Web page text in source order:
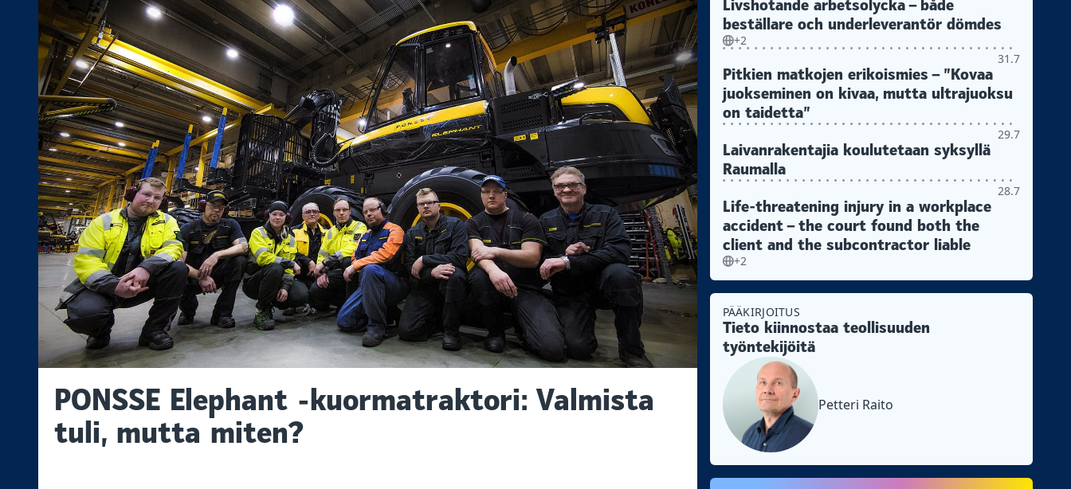
PONSSE Elephant -kuormatraktori: Valmista
tuli, mutta miten?
Livshotande arbetsolycka – både
beställare och underleverantör dömdes
+2
31.7
Pitkien matkojen erikoismies – ”Kovaa
juokseminen on kivaa, mutta ultrajuoksu
on taidetta”
29.7
Laivanrakentajia koulutetaan syksyllä
Raumalla
28.7
Life-threatening injury in a workplace
accident – the court found both the
client and the subcontractor liable
+2
PÄÄKIRJOITUS
Tieto kiinnostaa teollisuuden
työntekijöitä
Petteri Raito